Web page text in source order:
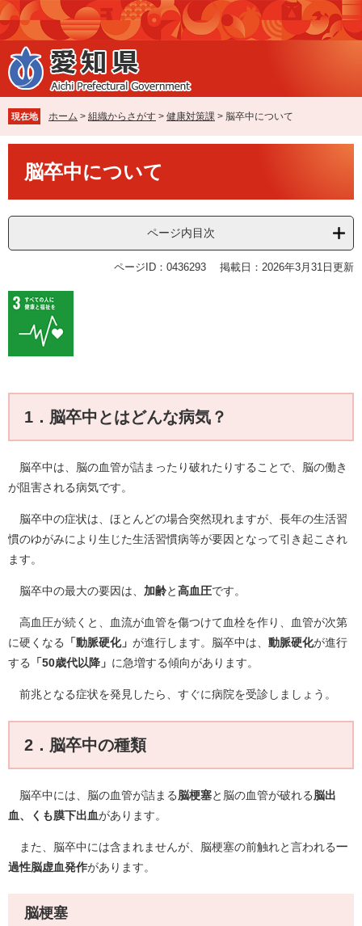
ペ
ー
ジ
の
先
で
す
。
メ
ニ
ュ
ー
を
ば
し
て
現在地 ホーム > 組織からさがす > 健康対策課 > 脳卒中について
脳卒中について
ページ内目次
ページID：0436293 掲載日：2026年3月31日更新
1．脳卒中とはどんな病気？
脳卒中は、脳の血管が詰まったり破れたりすることで、脳の働き
が阻害される病気です。
脳卒中の症状は、ほとんどの場合突然現れますが、長年の生活習
慣のゆがみにより生じた生活習慣病等が要因となって引き起こされ
ます。
脳卒中の最大の要因は、 加齢と高血圧です。
高血圧が続くと、血流が血管を傷つけて血栓を作り、血管が次第
に硬くなる
「動脈硬化」 が進行します。脳卒中は、 動脈硬化が進行
する
「50歳代以降」 に急増する傾向があります。
前兆となる症状を発見したら、すぐに病院を受診しましょう。
2．脳卒中の種類
脳卒中には、脳の血管が詰まる脳梗塞と脳の血管が破れる脳出
血、くも膜下出血があります。
また、脳卒中には含まれませんが、脳梗塞の前触れと言われる一
過性脳虚血発作があります。
脳梗塞